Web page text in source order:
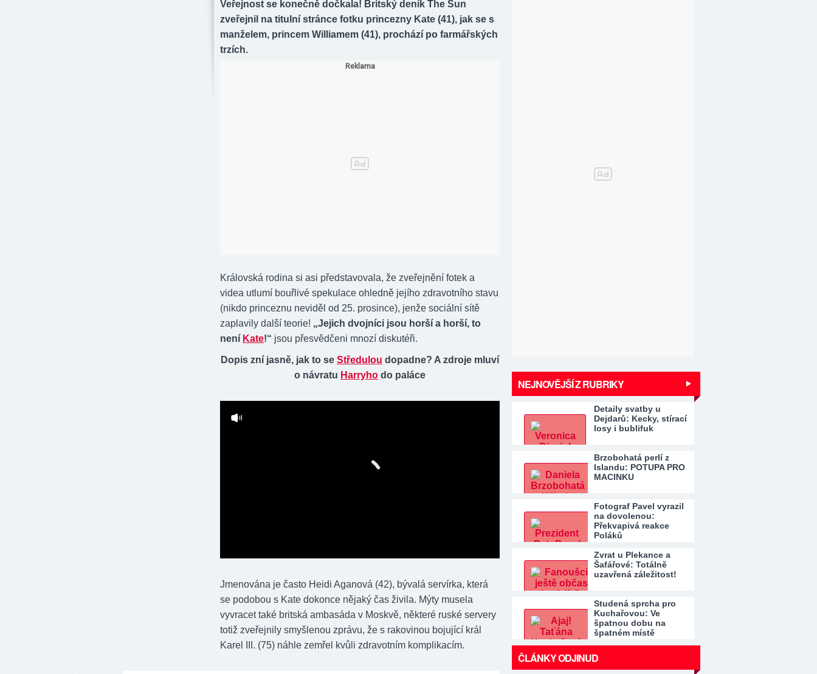
Veřejnost se konečně dočkala! Britský deník The Sun
zveřejnil na titulní stránce fotku princezny Kate (41), jak se s
manželem, princem Williamem (41), prochází po farmářských
trzích.
Královská rodina si asi představovala, že zveřejnění fotek a
videa utlumí bouřlivé spekulace ohledně jejího zdravotního stavu
(nikdo princeznu neviděl od 25. prosince), jenže sociální sítě
zaplavily další teorie! „Jejich dvojníci jsou horší a horší, to
není Kate!“ jsou přesvědčeni mnozí diskutéři.
Dopis zní jasně, jak to se Středulou dopadne? A zdroje mluví
o návratu Harryho do paláce
Jmenována je často Heidi Aganová (42), bývalá servírka, která
se podobou s Kate dokonce nějaký čas živila. Mýty musela
vyvracet také britská ambasáda v Moskvě, některé ruské servery
totiž zveřejnily smyšlenou zprávu, že s rakovinou bojující král
Karel III. (75) náhle zemřel kvůli zdravotním komplikacím.
NEJNOVĚJŠÍ Z RUBRIKY
Detaily svatby u
Dejdarů: Kecky, stírací
losy i bublifuk
Brzobohatá perlí z
Islandu: POTUPA PRO
MACINKU
Fotograf Pavel vyrazil
na dovolenou:
Překvapivá reakce
Poláků
Zvrat u Plekance a
Šafářové: Totálně
uzavřená záležitost!
Studená sprcha pro
Kuchařovou: Ve
špatnou dobu na
špatném místě
ČLÁNKY ODJINUD